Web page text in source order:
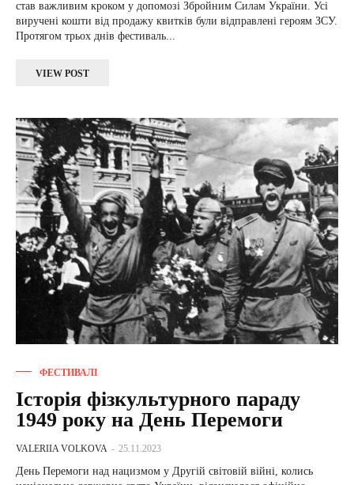
став важливим кроком у допомозі Збройним Силам України. Усі
виручені кошти від продажу квитків були відправлені героям ЗСУ.
Протягом трьох днів фестиваль...
VIEW POST
ФЕСТИВАЛІ
Історія фізкультурного параду
1949 року на День Перемоги
VALERIIA VOLKOVA - 25.11.2023
День Перемоги над нацизмом у Другій світовій війні, колись